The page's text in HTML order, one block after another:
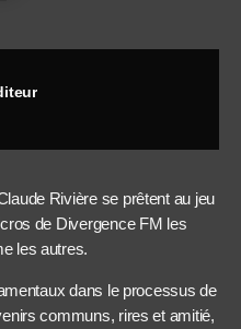
Rivière se prêtent au jeu
de Divergence FM les
les autres.
dans le processus de
communs, rires et amitié,